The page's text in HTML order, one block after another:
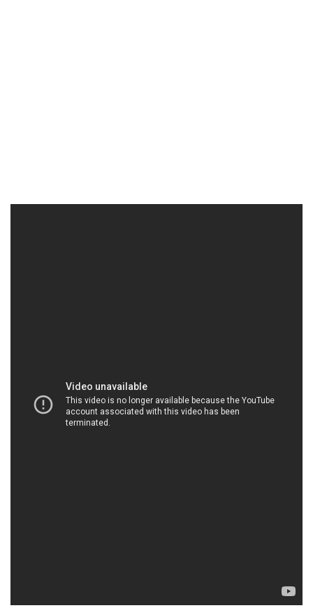
Công ty Hóa chất Đắc Trường Phát là đối tác đáng
tin cậy trong lĩnh vực bán và phân phối hóa chất tại